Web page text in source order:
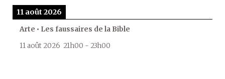
11 août 2026
Arte • Les faussaires de la Bible
11 août 2026 21h00 - 23h00